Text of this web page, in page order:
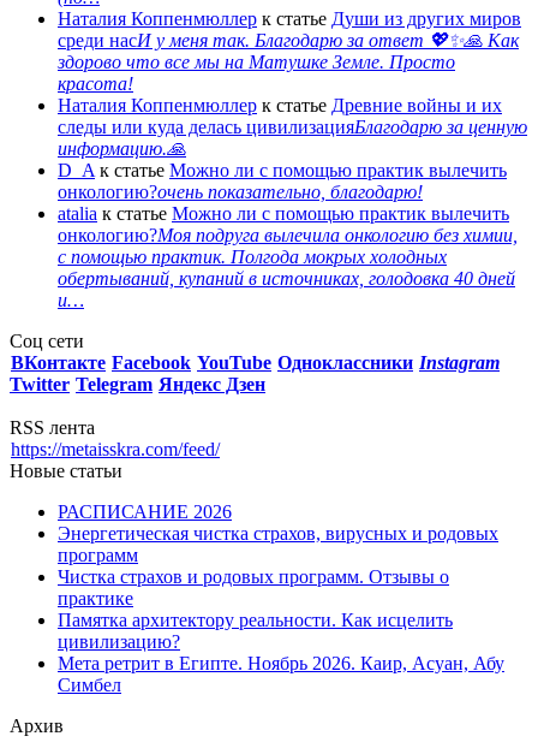
Наталия Коппенмюллер к статье Души из других миров
среди насИ у меня так. Благодарю за ответ 💖✨️🙏 Как
здорово что все мы на Матушке Земле. Просто
красота!
Наталия Коппенмюллер к статье Древние войны и их
следы или куда делась цивилизацияБлагодарю за ценную
информацию.🙏
D_A к статье Можно ли с помощью практик вылечить
онкологию?очень показательно, благодарю!
atalia к статье Можно ли с помощью практик вылечить
онкологию?Моя подруга вылечила онкологию без химии,
с помощью практик. Полгода мокрых холодных
обертываний, купаний в источниках, голодовка 40 дней
и…
Соц сети
ВКонтакте Facebook YouTube Одноклассники Instagram
Twitter Telegram Яндекс Дзен
RSS лента
https://metaisskra.com/feed/
Новые статьи
РАСПИСАНИЕ 2026
Энергетическая чистка страхов, вирусных и родовых
программ
Чистка страхов и родовых программ. Отзывы о
практике
Памятка архитектору реальности. Как исцелить
цивилизацию?
Мета ретрит в Египте. Ноябрь 2026. Каир, Асуан, Абу
Симбел
Архив